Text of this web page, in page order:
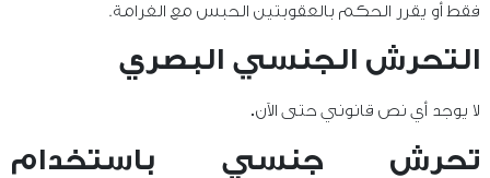
فقط أو يقرر الحكم بالعقوبتين الحبس مع الغرامة.
التحرش الجنسي البصري
لا يوجد أي نص قانوني حتى الآن.
تحرش جنسي باستخدام